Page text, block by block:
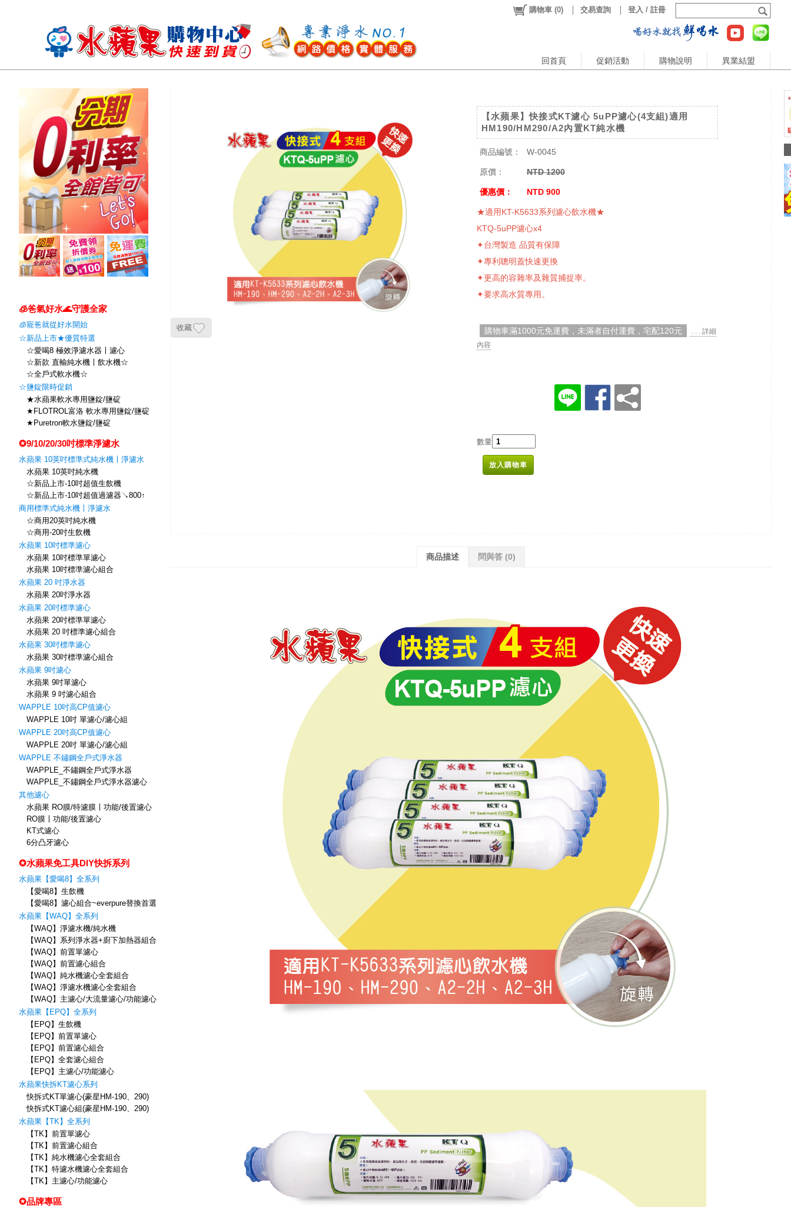
回首頁 促銷活動 購物說明 異業結盟
購物車 (0) 交易查詢 登入 / 註冊
🧊爸氣好水🌊守護全家
🧊寵爸就從好水開始
☆新品上市★優質特選
☆愛喝8 極效淨濾水器〡濾心
☆新款 直輸純水機〡飲水機☆
☆全戶式軟水機☆
☆鹽錠限時促銷
★水蘋果軟水專用鹽錠/鹽碇
★FLOTROL富洛 軟水專用鹽錠/鹽碇
★Puretron軟水鹽錠/鹽碇
✪9/10/20/30吋標準淨濾水
水蘋果 10英吋標準式純水機〡淨濾水
水蘋果 10英吋純水機
☆新品上市-10吋超值生飲機
☆新品上市-10吋超值過濾器↘800↑
商用標準式純水機〡淨濾水
☆商用20英吋純水機
☆商用-20吋生飲機
水蘋果 10吋標準濾心
水蘋果 10吋標準單濾心
水蘋果 10吋標準濾心組合
水蘋果 20 吋淨水器
水蘋果 20吋淨水器
水蘋果 20吋標準濾心
水蘋果 20吋標準單濾心
水蘋果 20 吋標準濾心組合
水蘋果 30吋標準濾心
水蘋果 30吋標準濾心組合
水蘋果 9吋濾心
水蘋果 9吋單濾心
水蘋果 9 吋濾心組合
WAPPLE 10吋高CP值濾心
WAPPLE 10吋 單濾心/濾心組
WAPPLE 20吋高CP值濾心
WAPPLE 20吋 單濾心/濾心組
WAPPLE 不鏽鋼全戶式淨水器
WAPPLE_不鏽鋼全戶式淨水器
WAPPLE_不鏽鋼全戶式淨水器濾心
其他濾心
水蘋果 RO膜/特濾膜〡功能/後置濾心
RO膜〡功能/後置濾心
KT式濾心
6分凸牙濾心
✪水蘋果免工具DIY快拆系列
水蘋果【愛喝8】全系列
【愛喝8】生飲機
【愛喝8】濾心組合~everpure替換首選
水蘋果【WAQ】全系列
【WAQ】淨濾水機/純水機
【WAQ】系列淨水器+廚下加熱器組合
【WAQ】前置單濾心
【WAQ】前置濾心組合
【WAQ】純水機濾心全套組合
【WAQ】淨濾水機濾心全套組合
【WAQ】主濾心/大流量濾心/功能濾心
水蘋果【EPQ】全系列
【EPQ】生飲機
【EPQ】前置單濾心
【EPQ】前置濾心組合
【EPQ】全套濾心組合
【EPQ】主濾心/功能濾心
水蘋果快拆KT濾心系列
快拆式KT單濾心(豪星HM-190、290)
快拆式KT濾心組(豪星HM-190、290)
水蘋果【TK】全系列
【TK】前置單濾心
【TK】前置濾心組合
【TK】純水機濾心全套組合
【TK】特濾水機濾心全套組合
【TK】主濾心/功能濾心
✪品牌專區
收藏
【水蘋果】快接式KT濾心 5uPP濾心(4支組)適用
HM190/HM290/A2內置KT純水機
商品編號： W-0045
原價： NTD 1200
優惠價： NTD 900
★適用KT-K5633系列濾心飲水機★
KTQ-5uPP濾心x4
✦台灣製造 品質有保障
✦專利聰明蓋快速更換
✦更高的容雜率及雜質捕捉率。
✦要求高水質專用。
購物車滿1000元免運費，未滿者自付運費，宅配120元
. . . 詳細
內容
數量
放入購物車
商品描述 問與答 (0)